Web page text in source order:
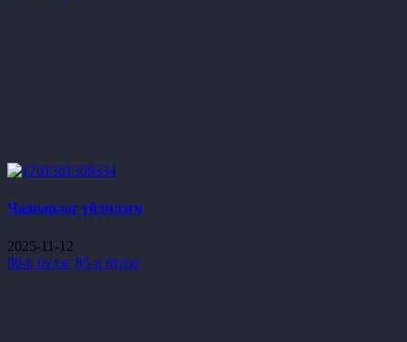
Чадварлаг үйлчлэгч
2025-11-12
86-р бүлэг 85-р бүлэг